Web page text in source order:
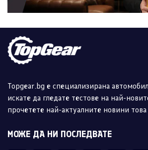
Topgear.bg е специализирана
искате да гледате тестове на най-
прочетете най-актуалните новини
МОЖЕ ДА НИ ПОСЛЕДВАТЕ